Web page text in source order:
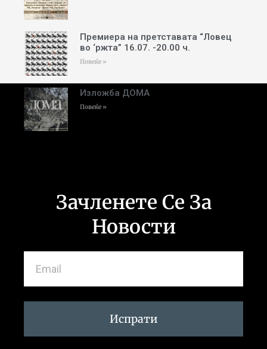
Премиера на претставата “Ловец
во ‘ржта” 16.07. -20.00 ч.
Повеќе »
Изложба ДОМА
Повеќе »
Зачленете Се За
Новости
Испрати